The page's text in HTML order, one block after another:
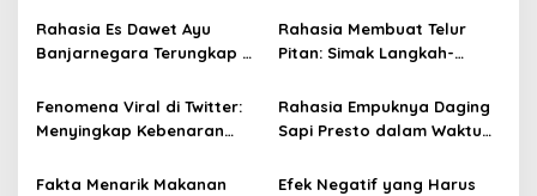
o
Rahasia Es Dawet Ayu
Banjarnegara Terungkap di
Rahasia Membuat Telur
Pitan: Simak Langkah-
Panduannya
Fenomena Viral di Twitter:
Menyingkap Kebenaran
Sama dengan Daging
Rahasia Empuknya Daging
Sapi Presto dalam Waktu
Fakta Menarik Makanan
Efek Negatif yang Harus